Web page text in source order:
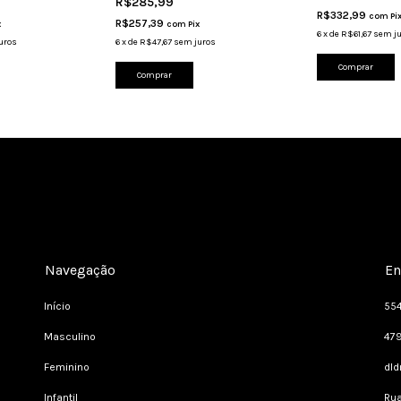
R$257,39 com Pix
6xde R$47,67 sem juros
Comprar
R$332,99 com Pix
6xde R$61,67 sem
Comprar
Navegação
Início
Masculino
Feminino
Infantil